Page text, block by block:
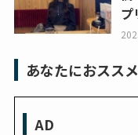
プ
あなたにおスス
AD